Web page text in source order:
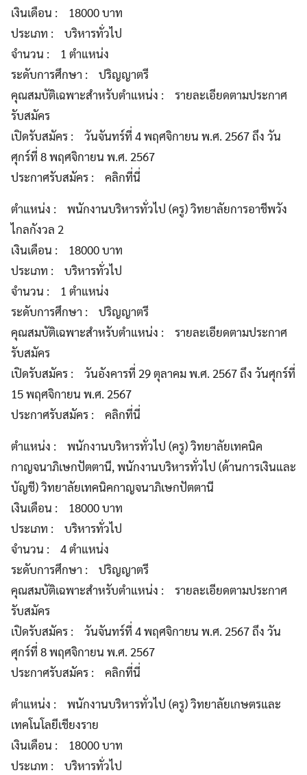
เงินเดือน : 18000 บาท
ประเภท : บริหารทั่วไป
จำนวน : 1 ตำแหน่ง
ระดับการศึกษา : ปริญญาตรี
คุณสมบัติเฉพาะสำหรับตำแหน่ง : รายละเอียดตามประกาศ
รับสมัคร
เปิดรับสมัคร : วันจันทร์ที่ 4 พฤศจิกายน พ.ศ. 2567 ถึง วัน
ศุกร์ที่ 8 พฤศจิกายน พ.ศ. 2567
ประกาศรับสมัคร : คลิกที่นี่
ตำแหน่ง : พนักงานบริหารทั่วไป (ครู) วิทยาลัยการอาชีพวัง
ไกลกังวล 2
เงินเดือน : 18000 บาท
ประเภท : บริหารทั่วไป
จำนวน : 1 ตำแหน่ง
ระดับการศึกษา : ปริญญาตรี
คุณสมบัติเฉพาะสำหรับตำแหน่ง : รายละเอียดตามประกาศ
รับสมัคร
เปิดรับสมัคร : วันอังคารที่ 29 ตุลาคม พ.ศ. 2567 ถึง วันศุกร์ที่
15 พฤศจิกายน พ.ศ. 2567
ประกาศรับสมัคร : คลิกที่นี่
ตำแหน่ง : พนักงานบริหารทั่วไป (ครู) วิทยาลัยเทคนิค
กาญจนาภิเษกปัตตานี, พนักงานบริหารทั่วไป (ด้านการเงินและ
บัญชี) วิทยาลัยเทคนิคกาญจนาภิเษกปัตตานี
เงินเดือน : 18000 บาท
ประเภท : บริหารทั่วไป
จำนวน : 4 ตำแหน่ง
ระดับการศึกษา : ปริญญาตรี
คุณสมบัติเฉพาะสำหรับตำแหน่ง : รายละเอียดตามประกาศ
รับสมัคร
เปิดรับสมัคร : วันจันทร์ที่ 4 พฤศจิกายน พ.ศ. 2567 ถึง วัน
ศุกร์ที่ 8 พฤศจิกายน พ.ศ. 2567
ประกาศรับสมัคร : คลิกที่นี่
ตำแหน่ง : พนักงานบริหารทั่วไป (ครู) วิทยาลัยเกษตรและ
เทคโนโลยีเชียงราย
เงินเดือน : 18000 บาท
ประเภท : บริหารทั่วไป